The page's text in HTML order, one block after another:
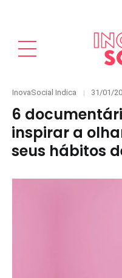
Categories
InovaSocial Indica
Posted
31/01/
6
inspirar a
seus hábitos